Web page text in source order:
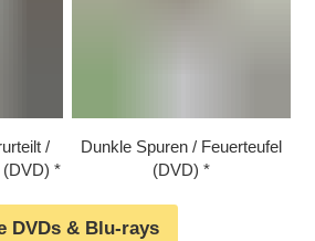
/​​
(DVD)
Dunkle Spuren /​​ Feuerteufel
(DVD)
DVDs & Blu-rays